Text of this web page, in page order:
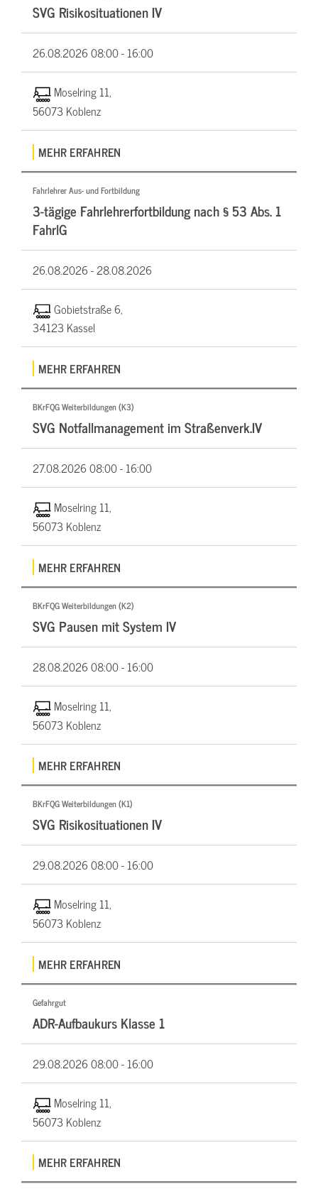
SVG Risikosituationen IV
26.08.202608:00 - 16:00
Moselring 11,
56073 Koblenz
MEHR ERFAHREN
Fahrlehrer Aus- und Fortbildung
3-tägige Fahrlehrerfortbildung nach § 53 Abs. 1
FahrlG
26.08.2026 -28.08.2026
Gobietstraße 6,
34123 Kassel
MEHR ERFAHREN
BKrFQG Weiterbildungen (K3)
SVG Notfallmanagement im Straßenverk.IV
27.08.202608:00 - 16:00
Moselring 11,
56073 Koblenz
MEHR ERFAHREN
BKrFQG Weiterbildungen (K2)
SVG Pausen mit System IV
28.08.202608:00 - 16:00
Moselring 11,
56073 Koblenz
MEHR ERFAHREN
BKrFQG Weiterbildungen (K1)
SVG Risikosituationen IV
29.08.202608:00 - 16:00
Moselring 11,
56073 Koblenz
MEHR ERFAHREN
Gefahrgut
ADR-Aufbaukurs Klasse 1
29.08.202608:00 - 16:00
Moselring 11,
56073 Koblenz
MEHR ERFAHREN